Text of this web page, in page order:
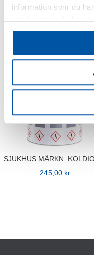
information som du
299,00kr
SJUKHUS MÄRKN.
245,00 kr